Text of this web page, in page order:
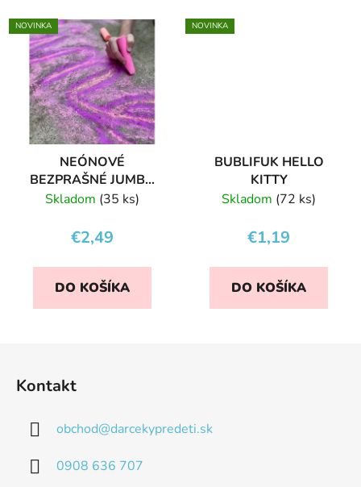
NOVINKA
NEÓNOVÉ
BEZPRAŠNÉ JUMBO
KRIEDY
Skladom (35 ks)
€2,49
DO KOŠÍKA
NOVINKA
BUBLIFUK HELLO
KITTY
Skladom (72 ks)
€1,19
DO KOŠÍKA
Kontakt
obchod@darcekypredeti.sk
0908 636 707